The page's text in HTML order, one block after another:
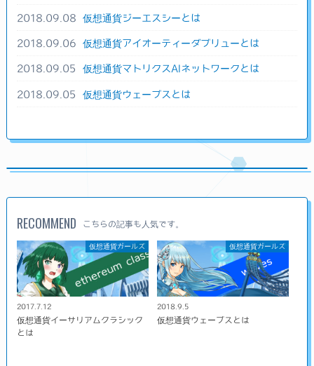
2018.09.08 仮想通貨ジーエスシーとは
2018.09.06 仮想通貨アイオーティーダブリューとは
2018.09.05 仮想通貨マトリクスAIネットワークとは
2018.09.05 仮想通貨ウェーブスとは
RECOMMEND こちらの記事も人気です。
仮想通貨ガールズ
2017.7.12
仮想通貨イーサリアムクラシック
とは
仮想通貨ガールズ
2018.9.5
仮想通貨ウェーブスとは